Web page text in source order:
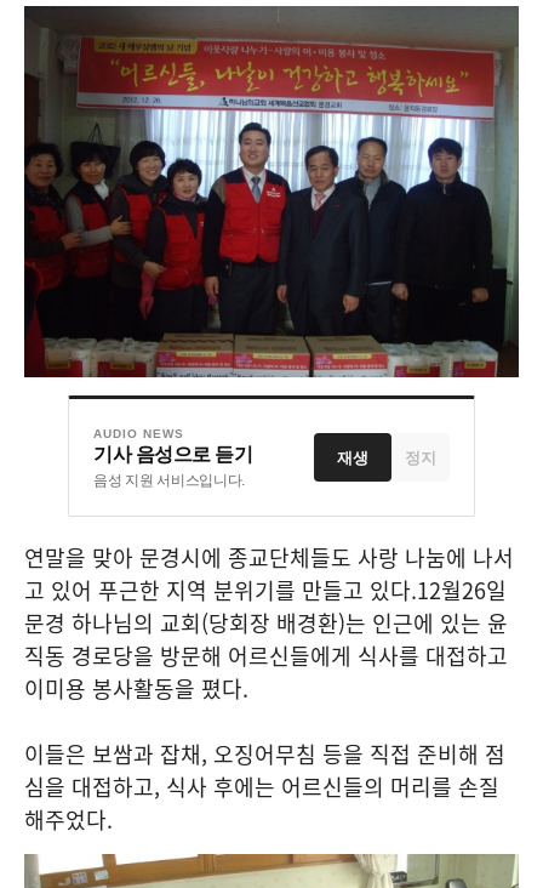
AUDIO NEWS
기사 음성으로 듣기
음성 지원 서비스입니다.
재생 정지
연말을 맞아 문경시에 종교단체들도 사랑 나눔에 나서
고 있어 푸근한 지역 분위기를 만들고 있다.12월26일
문경 하나님의 교회(당회장 배경환)는 인근에 있는 윤
직동 경로당을 방문해 어르신들에게 식사를 대접하고
이미용 봉사활동을 폈다.
이들은 보쌈과 잡채, 오징어무침 등을 직접 준비해 점
심을 대접하고, 식사 후에는 어르신들의 머리를 손질
해주었다.